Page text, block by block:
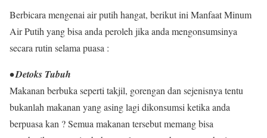
Berbicara mengenai air putih hangat, berikut ini Manfaat Minum
Air Putih yang bisa anda peroleh jika anda mengonsumsinya
secara rutin selama puasa :
• Detoks Tubuh
Makanan berbuka seperti takjil, gorengan dan sejenisnya tentu
bukanlah makanan yang asing lagi dikonsumsi ketika anda
berpuasa kan ? Semua makanan tersebut memang bisa